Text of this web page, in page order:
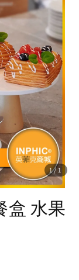
1/1
盒 水果